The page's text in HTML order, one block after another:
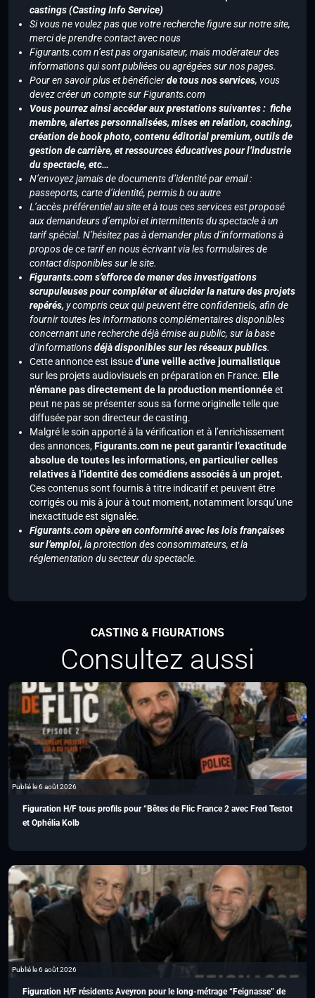
castings (Casting Info Service)
Si vous ne voulez pas que votre recherche figure sur notre site,
merci de prendre contact avec nous
Figurants.com n’est pas organisateur, mais modérateur des
informations qui sont publiées ou agrégées sur nos pages.
Pour en savoir plus et bénéficierde tous nos services, vous
devez créer un compte sur Figurants.com
Vous pourrez ainsi accéder aux prestations suivantes : fiche
membre, alertes personnalisées, mises en relation, coaching,
création de book photo, contenu éditorial premium, outils de
gestion de carrière, et ressources éducatives pour l’industrie
du spectacle, etc…
N’envoyez jamais de documents d’identité par email :
passeports, carte d’identité, permis b ou autre
L’accès préférentiel au site et à tous ces services est proposé
aux demandeurs d’emploi et intermittents du spectacle à un
tarif spécial. N’hésitez pas à demander plus d’informations à
propos de ce tarif en nous écrivant via les formulaires de
contact disponibles sur le site.
Figurants.com s’efforce de mener des investigations
scrupuleuses pour compléter et élucider la nature des projets
repérés, y compris ceux qui peuvent être confidentiels, afin de
fournir toutes les informations complémentaires disponibles
concernant une recherche déjà émise au public, sur la base
d’informationsdéjà disponibles sur les réseaux publics.
Cette annonce est issued’une veille active journalistique
sur les projets audiovisuels en préparation en France. Elle
n’émane pas directement de la production mentionnéeet
peut ne pas se présenter sous sa forme originelle telle que
diffusée par son directeur de casting.
Malgré le soin apporté à la vérification et à l’enrichissement
des annonces,Figurants.com ne peut garantir l’exactitude
absolue de toutes les informations, en particulier celles
relatives à l’identité des comédiens associés à un projet.
Ces contenus sont fournis à titre indicatif et peuvent être
corrigés ou mis à jour à tout moment, notamment lorsqu’une
inexactitude est signalée.
Figurants.com opère en conformité avec les lois françaises
sur l’emploi, la protection des consommateurs, et la
réglementation du secteur du spectacle.
CASTING & FIGURATIONS
Consultez aussi
Publié le 6 août 2026
Figuration H/F tous profils pour “Bêtes de Flic France 2 avec Fred Testot
et Ophélia Kolb
Publié le 6 août 2026
Figuration H/F résidents Aveyron pour le long-métrage “Feignasse” de